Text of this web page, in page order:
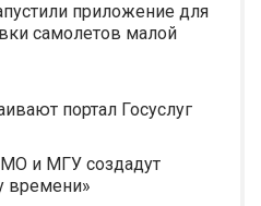
приложение для
самолетов малой
портал Госуслуг
и МГУ создадут
времени»